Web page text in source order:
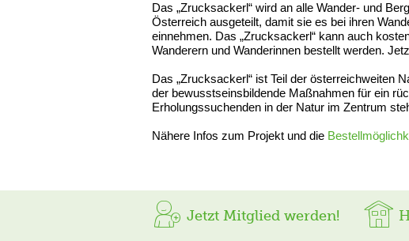
Das „Zrucksackerl“ wird an alle Wander- und
Österreich ausgeteilt, damit sie es bei ihren
einnehmen. Das „Zrucksackerl“ kann auch
Wanderern und Wanderinnen bestellt werden.
Das „Zrucksackerl“ ist Teil der österreichweiten
der bewusstseinsbildende Maßnahmen für ein
Erholungssuchenden in der Natur im Zentrum
Nähere Infos zum Projekt und die
Jetzt Mitglied werden!